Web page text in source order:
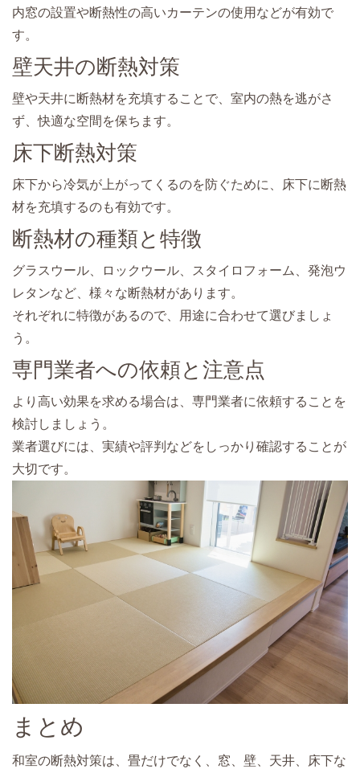
内窓の設置や断熱性の高いカーテンの使用などが有効で
す。
壁天井の断熱対策
壁や天井に断熱材を充填することで、室内の熱を逃がさ
ず、快適な空間を保ちます。
床下断熱対策
床下から冷気が上がってくるのを防ぐために、床下に断熱
材を充填するのも有効です。
断熱材の種類と特徴
グラスウール、ロックウール、スタイロフォーム、発泡ウ
レタンなど、様々な断熱材があります。
それぞれに特徴があるので、用途に合わせて選びましょ
う。
専門業者への依頼と注意点
より高い効果を求める場合は、専門業者に依頼することを
検討しましょう。
業者選びには、実績や評判などをしっかり確認することが
大切です。
まとめ
和室の断熱対策は、畳だけでなく、窓、壁、天井、床下な